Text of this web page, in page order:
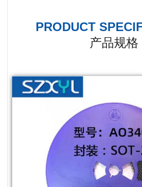
PRODUCT
产品规格